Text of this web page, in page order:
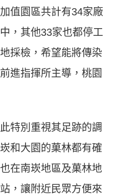
值園區共計有34家廠
，其他33家也都停工
採檢，希望能將傳染
進指揮所主導，桃園
特別重視其足跡的調
和大園的菓林都有確
在南崁地區及菓林地
，讓附近民眾方便來